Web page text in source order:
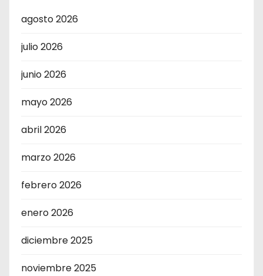
agosto 2026
julio 2026
junio 2026
mayo 2026
abril 2026
marzo 2026
febrero 2026
enero 2026
diciembre 2025
noviembre 2025